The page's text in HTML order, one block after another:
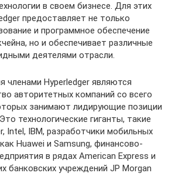
в своем бизнесе. Для этих
предоставляет не только
и программное обеспечение
но и обеспечивает различные
деятелями отрасли.
членами Hyperledger являются
авторитетных компаний со всего
занимают лидирующие позиции
технологические гиганты, такие
Intel, IBM, разработчики мобильных
Huawei и Samsung, финансово-
в рядах American Express и
банковских учреждений JP Morgan